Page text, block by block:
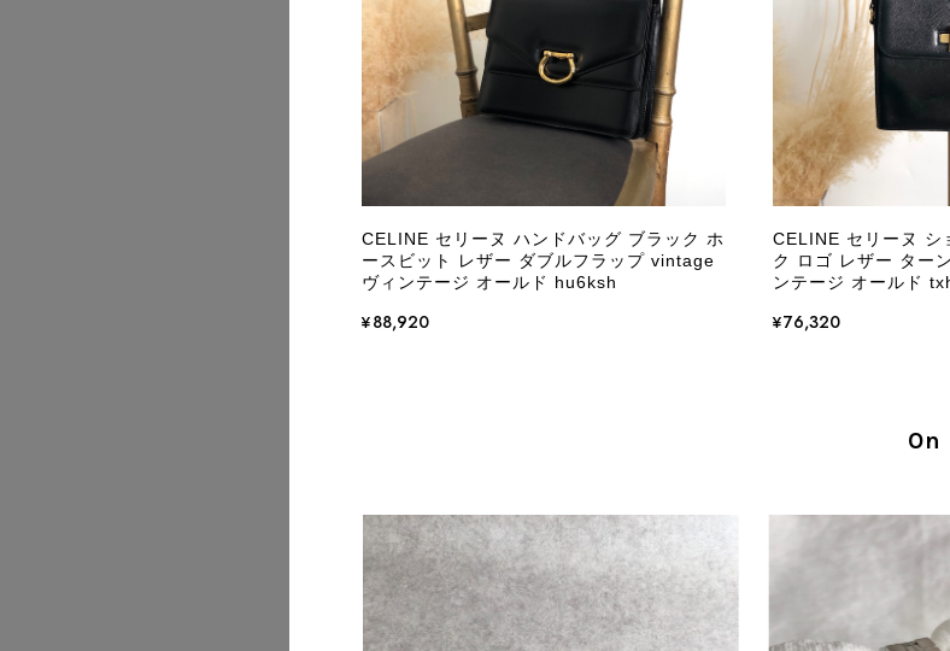
2026/08/01
外装内装ともにAランクの商品を購入しま
ケットにカビがびっしりと生えていまし
きる状態ではありません。 ヴィンテージ
し、このような状態であれば、商品説明
にも、写真には写っていない内側部分に
だけでは判断できない状態の商品が届き
私は今後こちらで購入することはないで
えない部分も含めて写真や説明で分かるよ
この度は、楽しみにお待ち
心よりお詫び申し上げます
回の商品につきましては、
確認された場合には、当店
Salvatore Ferragamo サルヴァトーレ フェラガモ ショルダーバッグ ブラウン ガンチーニ スエード ワンショルダーバッグ vintage ヴィンテージ オールド dgh7fy
商品が直ぐに届きました。思った以上に
CELINE セリーヌ ハンドバッグ ブラック ホ
ースビット レザー ダブルフラップ vintage
ヴィンテージ オールド hu6ksh
¥88,920
CELINE セリーヌ シ
ク ロゴ レザー ター
ンテージ オールド
¥76,320
On